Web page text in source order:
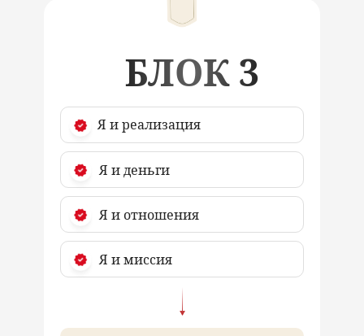
БЛОК 3
Я и реализация
Я и деньги
Я и отношения
Я и миссия